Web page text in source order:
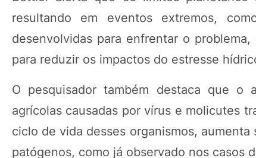
resultando em eventos extremos,
desenvolvidas para enfrentar o
para reduzir os impactos do estresse
O pesquisador também destaca que o
agrícolas causadas por vírus e molicutes
ciclo de vida desses organismos,
patógenos, como já observado nos casos